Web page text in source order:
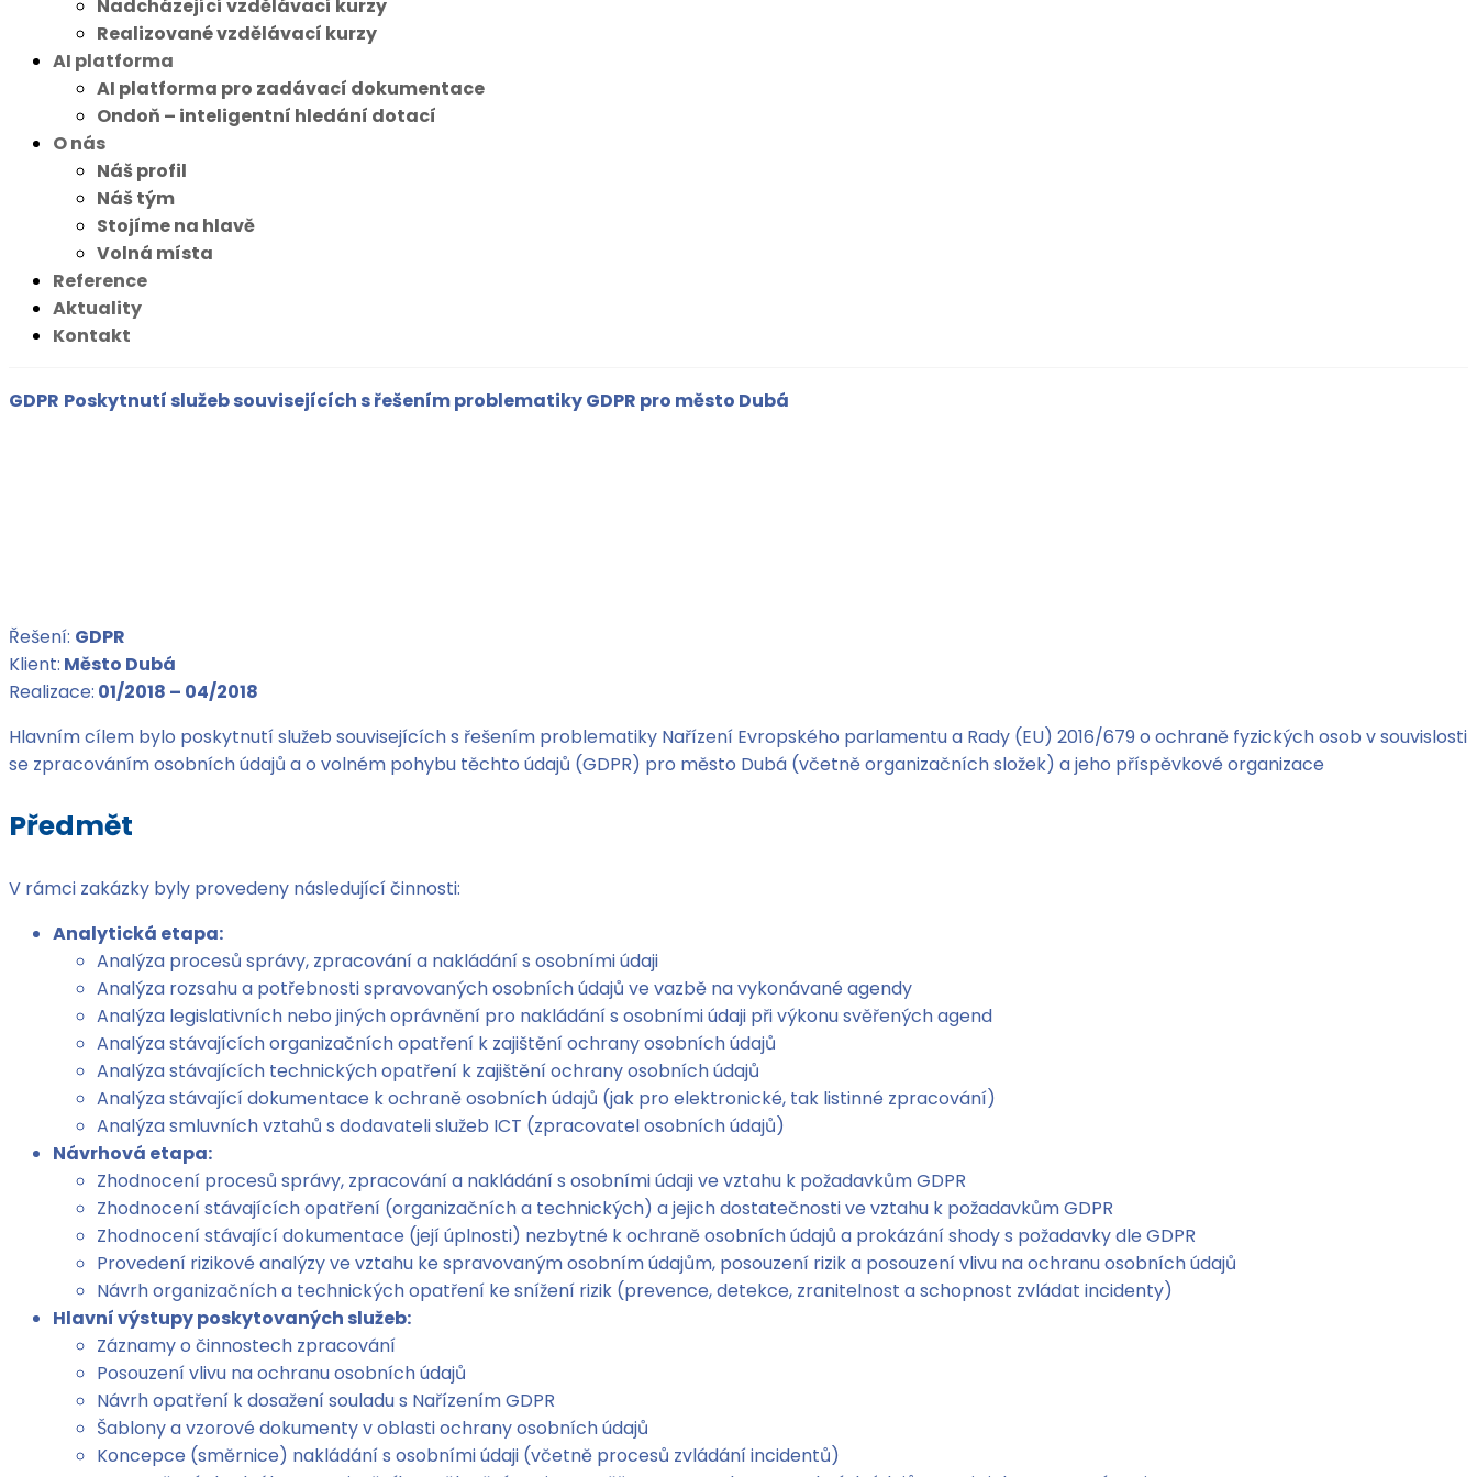
Nadcházející vzdělávací kurzy
Realizované vzdělávací kurzy
AI platforma
AI platforma pro zadávací dokumentace
Ondoň – inteligentní hledání dotací
O nás
Náš profil
Náš tým
Stojíme na hlavě
Volná místa
Reference
Aktuality
Kontakt
GDPR Poskytnutí služeb souvisejících s řešením problematiky GDPR pro město Dubá
Řešení: GDPR
Klient: Město Dubá
Realizace: 01/2018 – 04/2018
Hlavním cílem bylo poskytnutí služeb souvisejících s řešením problematiky Nařízení Evropského parlamentu a Rady (EU) 2016/679 o ochraně fyzických osob v souvislosti
se zpracováním osobních údajů a o volném pohybu těchto údajů (GDPR) pro město Dubá (včetně organizačních složek) a jeho příspěvkové organizace
Předmět
V rámci zakázky byly provedeny následující činnosti:
Analytická etapa:
Analýza procesů správy, zpracování a nakládání s osobními údaji
Analýza rozsahu a potřebnosti spravovaných osobních údajů ve vazbě na vykonávané agendy
Analýza legislativních nebo jiných oprávnění pro nakládání s osobními údaji při výkonu svěřených agend
Analýza stávajících organizačních opatření k zajištění ochrany osobních údajů
Analýza stávajících technických opatření k zajištění ochrany osobních údajů
Analýza stávající dokumentace k ochraně osobních údajů (jak pro elektronické, tak listinné zpracování)
Analýza smluvních vztahů s dodavateli služeb ICT (zpracovatel osobních údajů)
Návrhová etapa:
Zhodnocení procesů správy, zpracování a nakládání s osobními údaji ve vztahu k požadavkům GDPR
Zhodnocení stávajících opatření (organizačních a technických) a jejich dostatečnosti ve vztahu k požadavkům GDPR
Zhodnocení stávající dokumentace (její úplnosti) nezbytné k ochraně osobních údajů a prokázání shody s požadavky dle GDPR
Provedení rizikové analýzy ve vztahu ke spravovaným osobním údajům, posouzení rizik a posouzení vlivu na ochranu osobních údajů
Návrh organizačních a technických opatření ke snížení rizik (prevence, detekce, zranitelnost a schopnost zvládat incidenty)
Hlavní výstupy poskytovaných služeb:
Záznamy o činnostech zpracování
Posouzení vlivu na ochranu osobních údajů
Návrh opatření k dosažení souladu s Nařízením GDPR
Šablony a vzorové dokumenty v oblasti ochrany osobních údajů
Koncepce (směrnice) nakládání s osobními údaji (včetně procesů zvládání incidentů)